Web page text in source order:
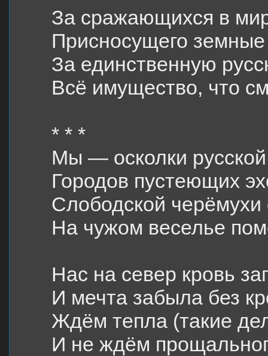
За сражающихся в
Присносущего земные
За единственную
Всё имущество, что
* * *
Мы — осколки
Городов пустеющих
Слободской черёмухи
На чужом веселье
Нас на север кровь
И мечта забыла без
Ждём тепла (такие
И не ждём